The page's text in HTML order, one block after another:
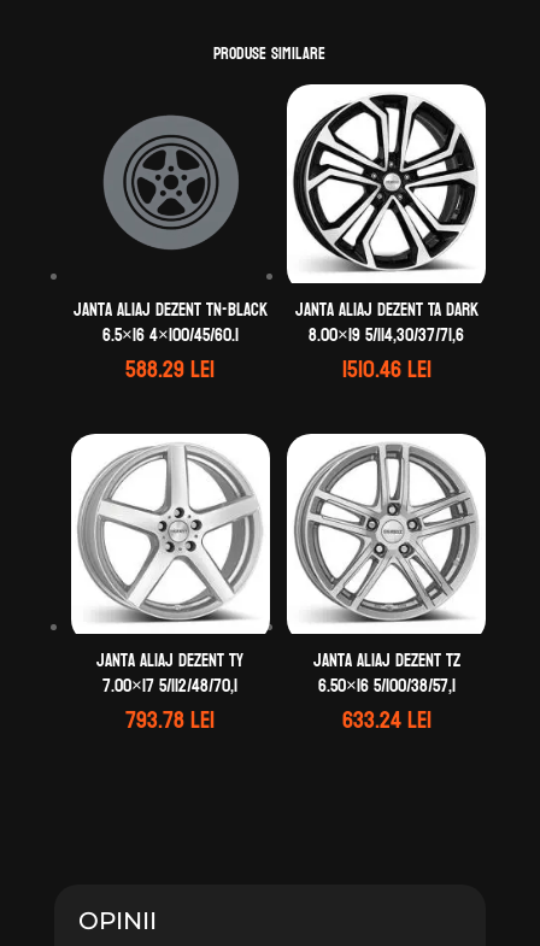
Produse similare
Janta aliaj DEZENT TN-black
6.5×16 4×100/45/60.1
588.29lei
Janta aliaj DEZENT TA dark
8.00×19 5/114,30/37/71,6
1510.46lei
Janta aliaj DEZENT TY
7.00×17 5/112/48/70,1
793.78lei
Janta aliaj DEZENT TZ
6.50×16 5/100/38/57,1
633.24lei
OPINII